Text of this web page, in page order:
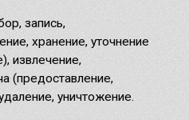
запись,
хранение, уточнение
извлечение,
(предоставление,
уничтожение.